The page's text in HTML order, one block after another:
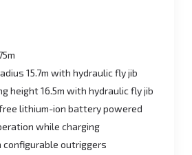
15.7m with hydraulic fly jib
height 16.5m with hydraulic fly jib
lithium-ion battery powered
while charging
outriggers